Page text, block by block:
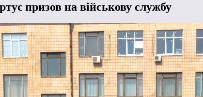
призов на військову службу